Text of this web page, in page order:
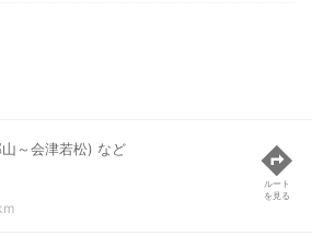
～会津若松) など
ルート
を見る